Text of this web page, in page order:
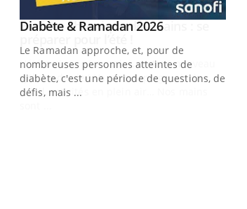
Youtube
Diabète & Ramadan 2026Youtube
Le Ramadan approche, et, pour de
nombreuses personnes atteintes de
diabète, c'est une période de questions, de
défis, mais ...